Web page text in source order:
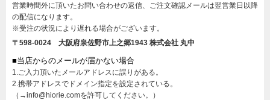
営業時間外に頂いたお問い合わせの返信、ご注文確認メールは翌営業日以降
の配信になります。
※受注の状況により遅れる場合がございます。
〒598-0024 大阪府泉佐野市上之郷1943 株式会社 丸中
■当店からのメールが届かない場合
1.ご入力頂いたメールアドレスに誤りがある。
2.携帯アドレスでドメイン指定を設定されている。
（→info@hiorie.comを許可してください。）